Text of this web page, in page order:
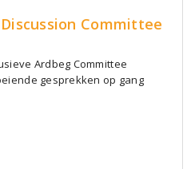
Committee
Ardbeg Committee
gesprekken op gang